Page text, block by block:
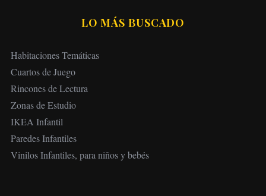
LO MÁS BUSCADO
Habitaciones Temáticas
Cuartos de Juego
Rincones de Lectura
Zonas de Estudio
IKEA Infantil
Paredes Infantiles
Vinilos Infantiles, para niños y bebés